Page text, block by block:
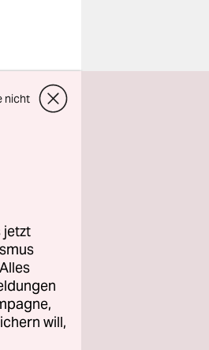
nicht
jetzt
will,